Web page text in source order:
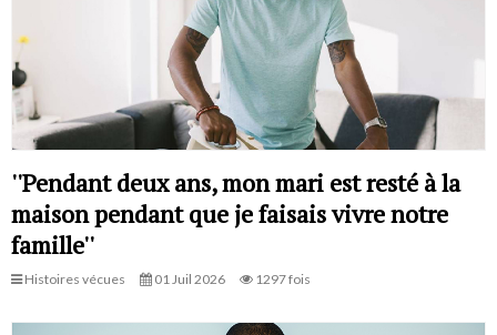
''Pendant deux ans, mon mari est resté à la
maison pendant que je faisais vivre notre
famille''
Histoires vécues 01 Juil 2026 1297 fois